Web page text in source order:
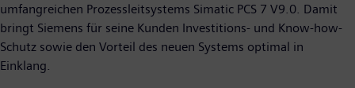
umfangreichen Prozessleitsystems Simatic PCS 7 V9.0. Damit
bringt Siemens für seine Kunden Investitions- und Know-how-
Schutz sowie den Vorteil des neuen Systems optimal in
Einklang.